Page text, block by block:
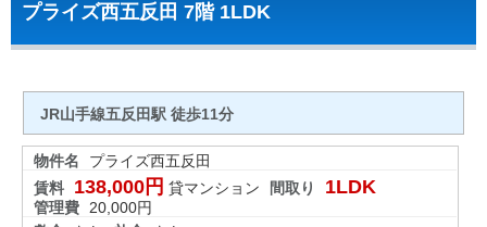
プライズ西五反田 7階 1LDK
JR山手線五反田駅 徒歩11分
物件名
プライズ西五反田
賃料
138,000円 貸マンション 間取り 1LDK
管理費
20,000円